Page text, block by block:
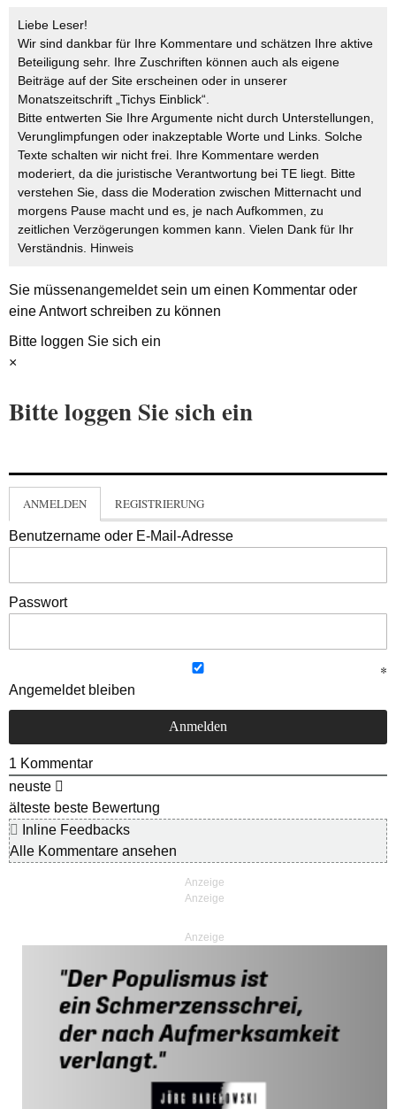
Liebe Leser!
Wir sind dankbar für Ihre Kommentare und schätzen Ihre aktive
Beteiligung sehr. Ihre Zuschriften können auch als eigene
Beiträge auf der Site erscheinen oder in unserer
Monatszeitschrift „Tichys Einblick“.
Bitte entwerten Sie Ihre Argumente nicht durch Unterstellungen,
Verunglimpfungen oder inakzeptable Worte und Links. Solche
Texte schalten wir nicht frei. Ihre Kommentare werden
moderiert, da die juristische Verantwortung bei TE liegt. Bitte
verstehen Sie, dass die Moderation zwischen Mitternacht und
morgens Pause macht und es, je nach Aufkommen, zu
zeitlichen Verzögerungen kommen kann. Vielen Dank für Ihr
Verständnis. Hinweis
Sie müssenangemeldetsein um einen Kommentar oder
eine Antwort schreiben zu können
Bitte loggen Sie sich ein
×
Bitte loggen Sie sich ein
ANMELDEN REGISTRIERUNG
Benutzername oder E-Mail-Adresse
Passwort
Angemeldet bleiben
1 Kommentar
neuste
älteste beste Bewertung
Inline Feedbacks
Alle Kommentare ansehen
Anzeige